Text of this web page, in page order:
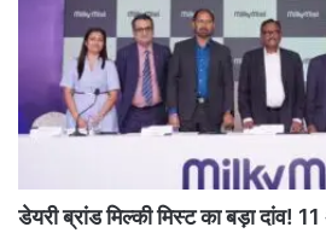
डेयरी ब्रांड मिल्की मिस्ट का बड़ा दांव!